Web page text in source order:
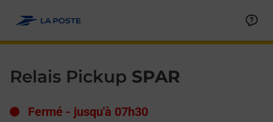
Relais Pickup SPAR
Fermé - jusqu'à 07h30